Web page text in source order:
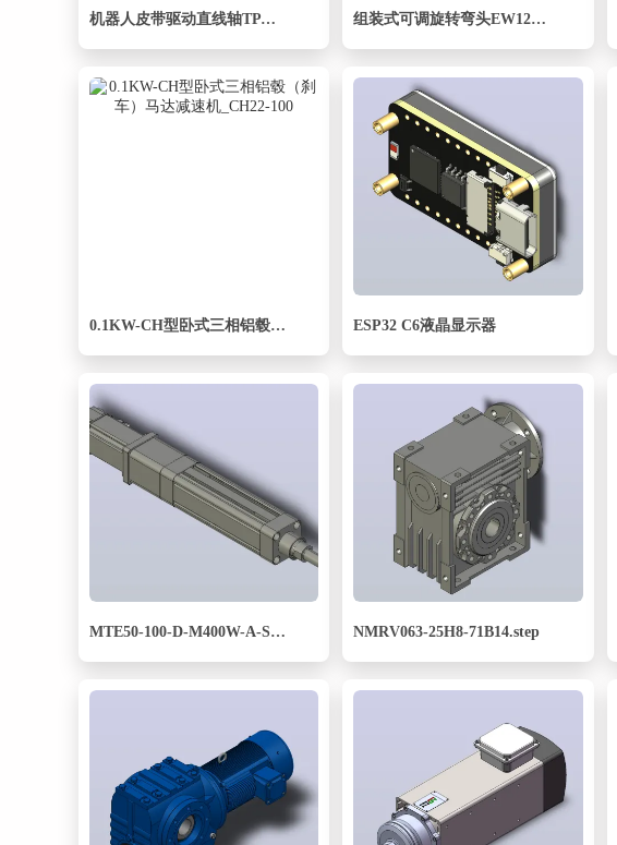
机器人皮带驱动直线轴TPA-GCB-120-P70-L1050-QR-M20-N3 组装式可调旋转弯头EW12LMEDCF
0.1KW-CH型卧式三相铝毂（刹车）马达减速机_CH22-100 ESP32 C6液晶显示器
MTE50-100-D-M400W-A-S3 MTE50电动缸 最大负载100kg 最大推力1280N 400W电机直接安装 NMRV063-25H8-71B14.step